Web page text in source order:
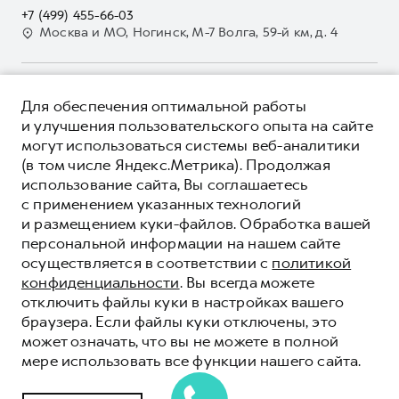
Для малого бизнеса
Система управления автопарком
Сервис для корпоративных клиентов
HAVAL Лизинг
Автомобильные аксессуары
Коллекция PRO
Коллекция Базовая
Коллекция Детская
GWM Безопасность
Мобильное приложение GWM
Программа «HAVAL Защита+»
Руководства по эксплуатации
Подписки
Автомобильные аксессуары
Коллекция PRO
Коллекция Базовая
Коллекция Детская
Контакты
Наша команда
+7 (499) 455-66-03
Москва и МО, Ногинск, М-7 Волга, 59-й км, д. 4
ЦЕНЫ И ВЫГОДЫ
ЮРИДИЧЕСКАЯ ИНФОРМАЦИЯ
Вся представленная на сайте информация, касающаяся
автомобилей и сервисного обслуживания, носит
информационный характер и не является публичной офертой.
Все цены, указанные на данном сайте, носят информационный
характер и являются максимально рекомендуемыми
розничными ценами по расчетам дистрибьютора (ООО «Грейт
Волл Мотор Рус»). Для получения подробной информации
просьба обращаться к ближайшему официальному дилеру ООО
«Грейт Волл Мотор Рус» либо по телефону Горячей линии 8 (800)
511-59-86, либо на сайте. Опубликованная на данном сайте
информация может быть изменена в любое время без
предварительного уведомления.
****На некоторых автомобилях HAVAL может отсутствовать
система / устройство вызова экстренных оперативных служб
(блок ЭРА-ГЛОНАСС).
Показать все
© 2026 ООО «Грейт Волл Мотор Рус»
© 2026 ООО «Корс Новомосковск»
Политика конфиденциальности
Юридическая информация
Для обеспечения оптимальной работы
и улучшения пользовательского опыта на сайте
могут использоваться системы веб-аналитики
(в том числе Яндекс.Метрика). Продолжая
использование сайта, Вы соглашаетесь
с применением указанных технологий
и размещением куки-файлов. Обработка вашей
персональной информации на нашем сайте
осуществляется в соответствии с политикой
конфиденциальности. Вы всегда можете
отключить файлы куки в настройках вашего
браузера. Если файлы куки отключены, это
может означать, что вы не можете в полной
мере использовать все функции нашего сайта.